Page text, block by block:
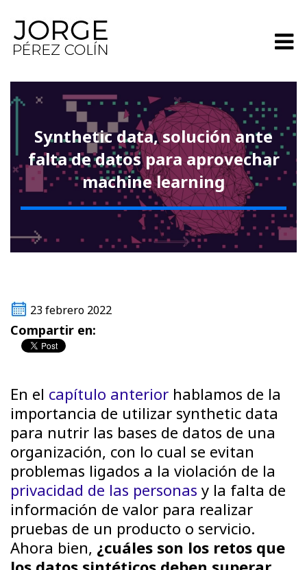
Synthetic data, solución ante
falta de datos para aprovechar
machine learning
23 febrero 2022
Compartir en:
En el capítulo anterior hablamos de la
importancia de utilizar synthetic data
para nutrir las bases de datos de una
organización, con lo cual se evitan
problemas ligados a la violación de la
privacidad de las personas y la falta de
información de valor para realizar
pruebas de un producto o servicio.
Ahora bien, ¿cuáles son los retos que